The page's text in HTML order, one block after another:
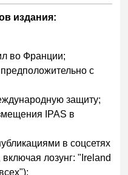
издания:
во Франции;
с
защиту;
IPAS в
в соцсетях
лозунг: "Ireland